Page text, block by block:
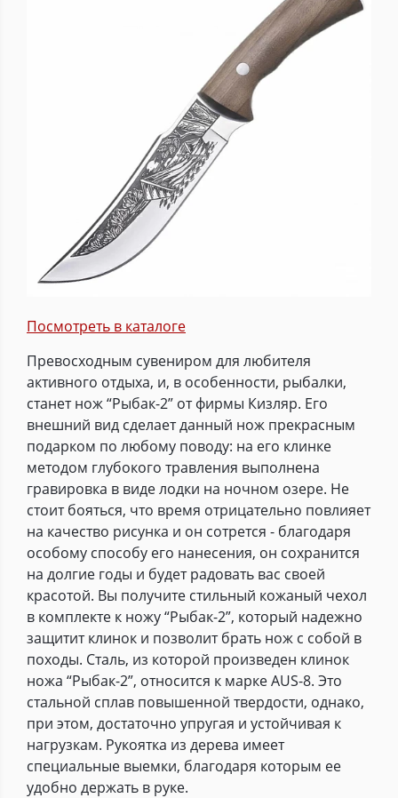
Посмотреть в каталоге
Превосходным сувениром для любителя
активного отдыха, и, в особенности, рыбалки,
станет нож “Рыбак-2” от фирмы Кизляр. Его
внешний вид сделает данный нож прекрасным
подарком по любому поводу: на его клинке
методом глубокого травления выполнена
гравировка в виде лодки на ночном озере. Не
стоит бояться, что время отрицательно повлияет
на качество рисунка и он сотрется - благодаря
особому способу его нанесения, он сохранится
на долгие годы и будет радовать вас своей
красотой. Вы получите стильный кожаный чехол
в комплекте к ножу “Рыбак-2”, который надежно
защитит клинок и позволит брать нож с собой в
походы. Сталь, из которой произведен клинок
ножа “Рыбак-2”, относится к марке AUS-8. Это
стальной сплав повышенной твердости, однако,
при этом, достаточно упругая и устойчивая к
нагрузкам. Рукоятка из дерева имеет
специальные выемки, благодаря которым ее
удобно держать в руке.